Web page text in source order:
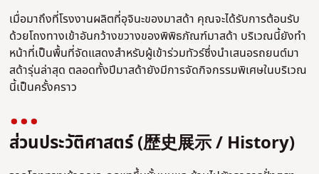
เมื่อมาถึงที่โรงงานผลิตที่อุจินะของมาสด้า คุณจะได้รับการต้อนรับ
ด้วยโถงทางเข้าอันกว้างขวางของพิพิธภัณฑ์มาสด้า บริเวณนี้ยังทำ
หน้าที่เป็นพื้นที่จัดแสดงสำหรับผู้เข้าร่วมทัวร์ซึ่งนำเสนอรถยนต์มา
สด้ารุ่นล่าสุด ตลอดทั้งปีมาสด้ายังมีการจัดกิจกรรมพิเศษในบริเวณ
นี้เป็นครั้งคราว
ส่วนประวัติศาสตร์ (歴史展示 / History)